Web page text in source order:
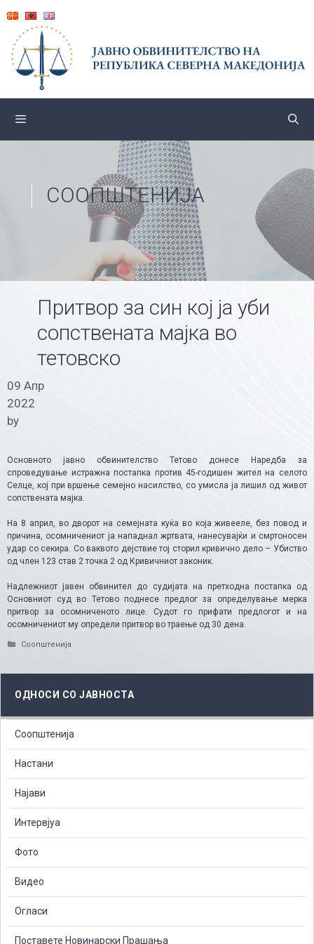
content
СООПШТЕНИЈА
Притвор за син кој ја уби
сопствената мајка во
тетовско
09 Апр
2022
by
Основното јавно обвинителство Тетово донесе Наредба за
спроведување истражна постапка против 45-годишен жител на селото
Селце, кој при вршење семејно насилство, со умисла ја лишил од живот
сопствената мајка.
На 8 април, во дворот на семејната куќа во која живееле, без повод и
причина, осомничениот ја нападнал жртвата, нанесувајќи и смртоносен
удар со секира. Со ваквото дејствие тој сторил кривично дело – Убиство
од член 123 став 2 точка 2 од Кривичниот законик.
Надлежниот јавен обвинител до судијата на претходна постапка од
Основниот суд во Тетово поднесе предлог за определување мерка
притвор за осомниченото лице. Судот го прифати предлогот и на
осомничениот му определи притвор во траење од 30 дена.
Categories
Соопштенија
ОДНОСИ СО ЈАВНОСТА
Соопштенија
Настани
Најави
Интервјуа
Фото
Видео
Огласи
Поставете Новинарски Прашања